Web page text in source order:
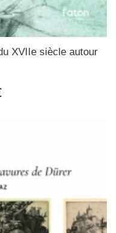
XVIIe siècle autour